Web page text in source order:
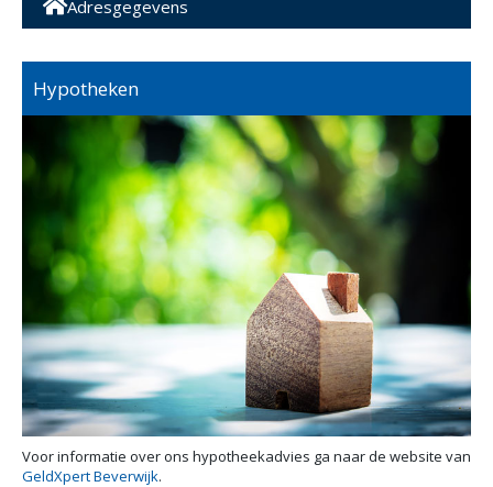
Adresgegevens
Hypotheken
Voor informatie over ons hypotheekadvies ga naar de website van
GeldXpert Beverwijk.